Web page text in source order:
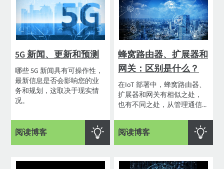
5G 新闻、更新和预测
哪些 5G 新闻具有可操作性，
最新信息是否会影响您的业
务和规划，这取决于现实情
况。
阅读博客
蜂窝路由器、扩展器和
网关：区别是什么？
在IoT 部署中，蜂窝路由器、
扩展器和网关有相似之处，
也有不同之处，从管理通信...
阅读博客